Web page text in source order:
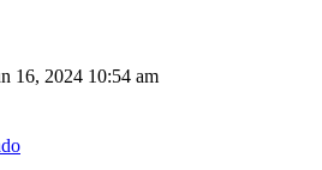
16, 2024 10:54 am